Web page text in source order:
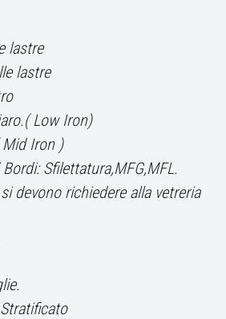
lastre
lastre
Low Iron)
Iron )
Sfilettatura,MFG,MFL.
devono richiedere alla vetreria